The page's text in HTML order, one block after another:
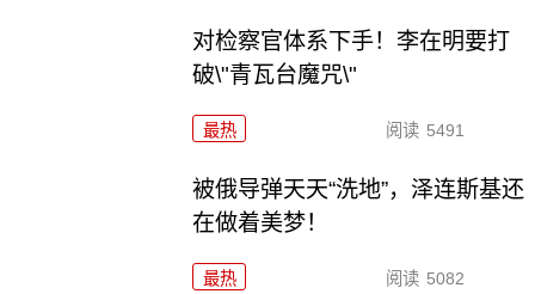
对检察官体系下手！李在明要打
破\"青瓦台魔咒\"
最热 阅读 5491
被俄导弹天天“洗地”，泽连斯基还
在做着美梦！
最热 阅读 5082